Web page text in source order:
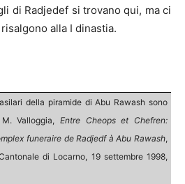
di Radjedef si trovano qui, ma ci
alla I dinastia.
della piramide di Abu Rawash sono
Valloggia, Entre Cheops et Chefren:
funeraire de Radjedf à Abu Rawash,
di Locarno, 19 settembre 1998,